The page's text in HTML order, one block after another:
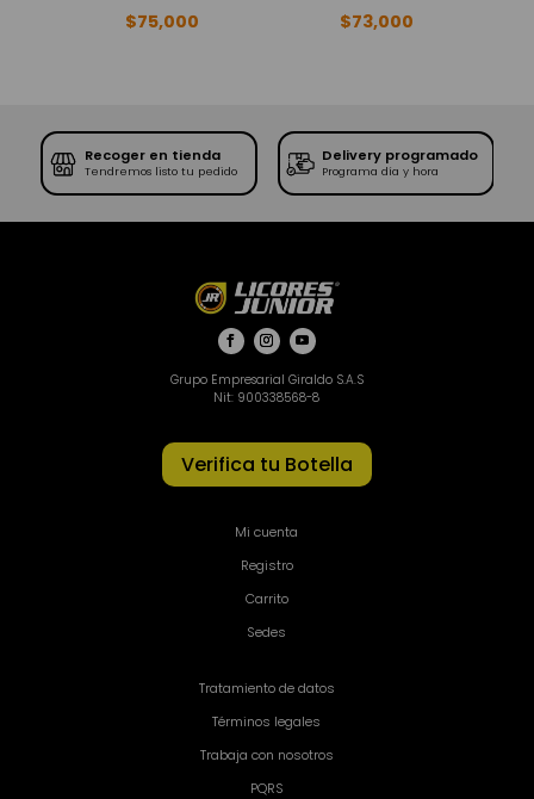
$75,000
$73,000
Recoger en tienda
Tendremos listo tu pedido
Delivery programado
Programa día y hora
Grupo Empresarial Giraldo S.A.S
Nit: 900338568-8
Verifica tu Botella
Mi cuenta
Registro
Carrito
Sedes
Tratamiento de datos
Términos legales
Trabaja con nosotros
PQRS